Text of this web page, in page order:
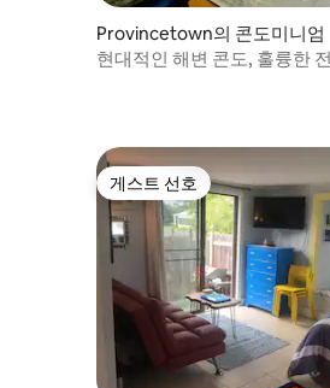
Provincetown의 콘도미니엄
현대적인 해변 콘도, 훌륭한
게스트 선호
게스트 선호